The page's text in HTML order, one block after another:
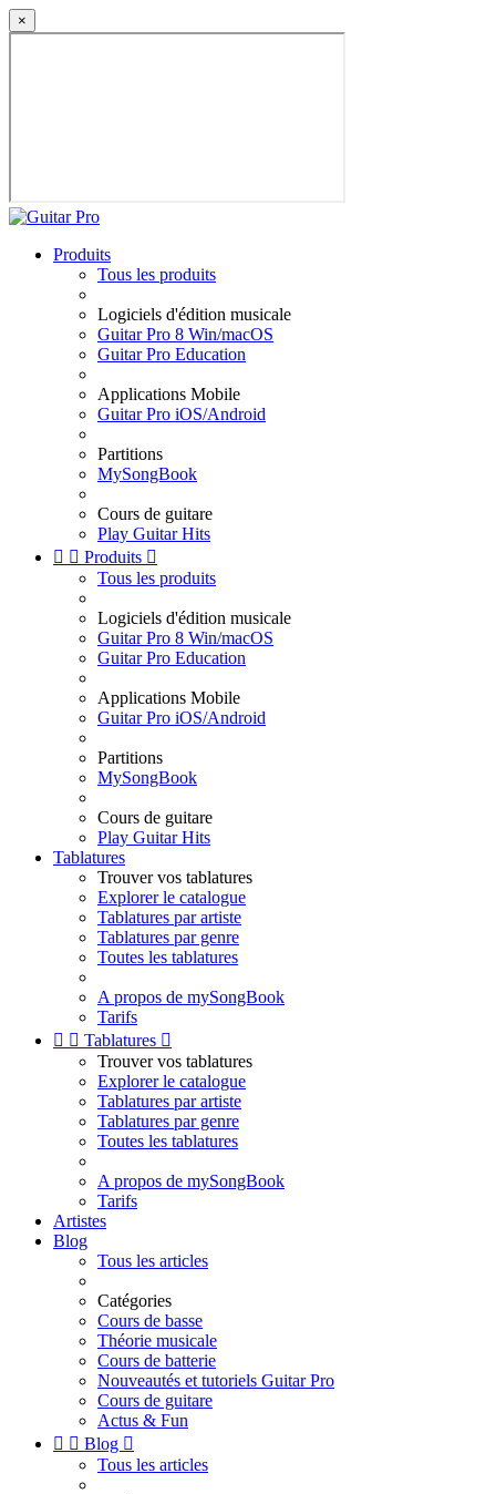
×
Produits
Tous les produits
Logiciels d'édition musicale
Guitar Pro 8 Win/macOS
Guitar Pro Education
Applications Mobile
Guitar Pro iOS/Android
Partitions
MySongBook
Cours de guitare
Play Guitar Hits
  Produits 
Tous les produits
Logiciels d'édition musicale
Guitar Pro 8 Win/macOS
Guitar Pro Education
Applications Mobile
Guitar Pro iOS/Android
Partitions
MySongBook
Cours de guitare
Play Guitar Hits
Tablatures
Trouver vos tablatures
Explorer le catalogue
Tablatures par artiste
Tablatures par genre
Toutes les tablatures
A propos de mySongBook
Tarifs
  Tablatures 
Trouver vos tablatures
Explorer le catalogue
Tablatures par artiste
Tablatures par genre
Toutes les tablatures
A propos de mySongBook
Tarifs
Artistes
Blog
Tous les articles
Catégories
Cours de basse
Théorie musicale
Cours de batterie
Nouveautés et tutoriels Guitar Pro
Cours de guitare
Actus & Fun
  Blog 
Tous les articles